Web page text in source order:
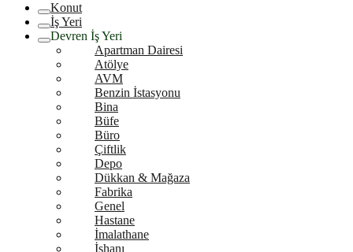
Konut
İş Yeri
Devren İş Yeri
Apartman Dairesi
Atölye
AVM
Benzin İstasyonu
Bina
Büfe
Büro
Çiftlik
Depo
Dükkan & Mağaza
Fabrika
Genel
Hastane
İmalathane
İşhanı